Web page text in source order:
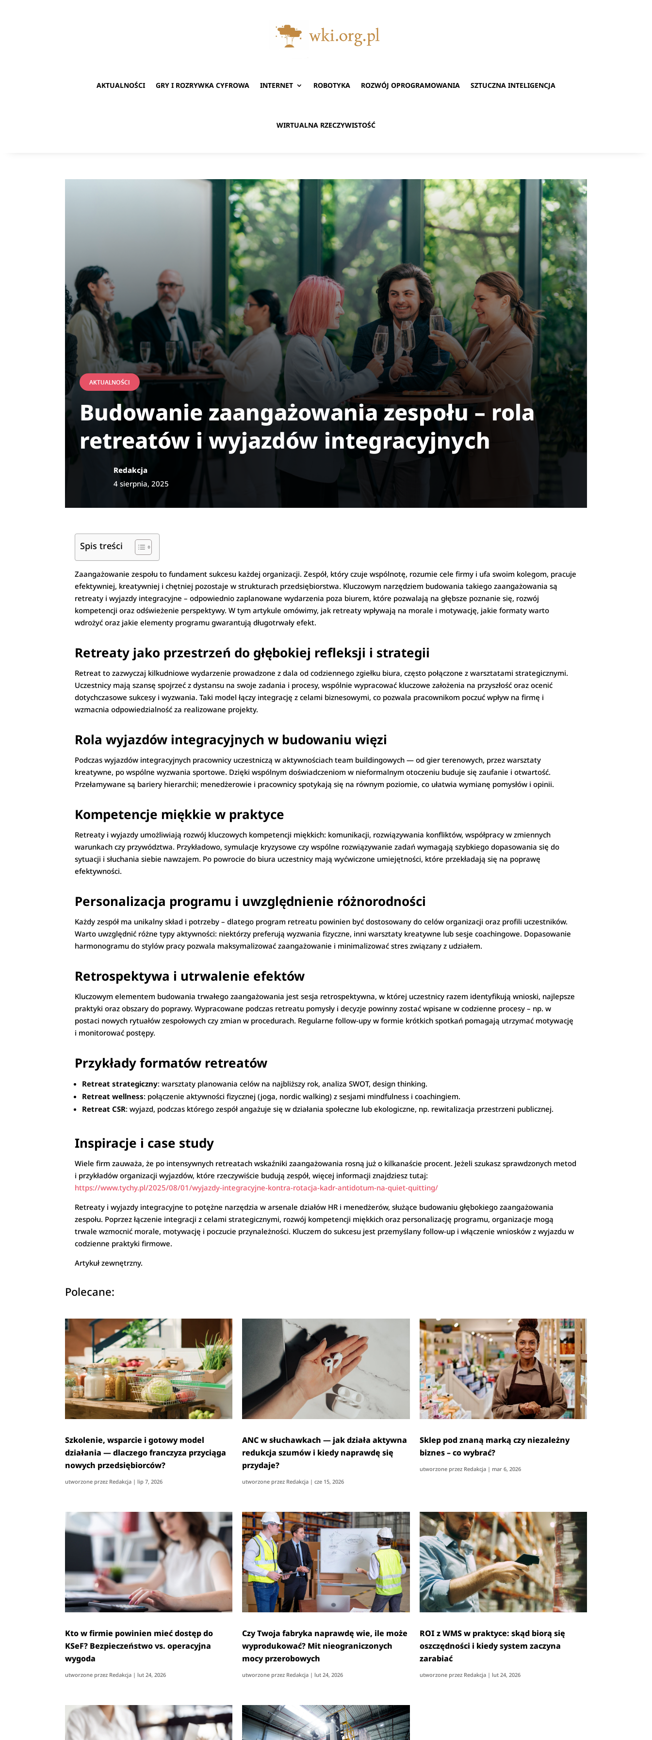
AKTUALNOŚCI GRY I ROZRYWKA CYFROWA INTERNET ROBOTYKA ROZWÓJ OPROGRAMOWANIA SZTUCZNA INTELIGENCJA
WIRTUALNA RZECZYWISTOŚĆ
AKTUALNOŚCI
Budowanie zaangażowania zespołu – rola
retreatów i wyjazdów integracyjnych
Redakcja
4 sierpnia, 2025
Spis treści
Zaangażowanie zespołu to fundament sukcesu każdej organizacji. Zespół, który czuje wspólnotę, rozumie cele firmy i ufa swoim kolegom, pracuje
efektywniej, kreatywniej i chętniej pozostaje w strukturach przedsiębiorstwa. Kluczowym narzędziem budowania takiego zaangażowania są
retreaty i wyjazdy integracyjne – odpowiednio zaplanowane wydarzenia poza biurem, które pozwalają na głębsze poznanie się, rozwój
kompetencji oraz odświeżenie perspektywy. W tym artykule omówimy, jak retreaty wpływają na morale i motywację, jakie formaty warto
wdrożyć oraz jakie elementy programu gwarantują długotrwały efekt.
Retreaty jako przestrzeń do głębokiej refleksji i strategii
Retreat to zazwyczaj kilkudniowe wydarzenie prowadzone z dala od codziennego zgiełku biura, często połączone z warsztatami strategicznymi.
Uczestnicy mają szansę spojrzeć z dystansu na swoje zadania i procesy, wspólnie wypracować kluczowe założenia na przyszłość oraz ocenić
dotychczasowe sukcesy i wyzwania. Taki model łączy integrację z celami biznesowymi, co pozwala pracownikom poczuć wpływ na firmę i
wzmacnia odpowiedzialność za realizowane projekty.
Rola wyjazdów integracyjnych w budowaniu więzi
Podczas wyjazdów integracyjnych pracownicy uczestniczą w aktywnościach team buildingowych — od gier terenowych, przez warsztaty
kreatywne, po wspólne wyzwania sportowe. Dzięki wspólnym doświadczeniom w nieformalnym otoczeniu buduje się zaufanie i otwartość.
Przełamywane są bariery hierarchii; menedżerowie i pracownicy spotykają się na równym poziomie, co ułatwia wymianę pomysłów i opinii.
Kompetencje miękkie w praktyce
Retreaty i wyjazdy umożliwiają rozwój kluczowych kompetencji miękkich: komunikacji, rozwiązywania konfliktów, współpracy w zmiennych
warunkach czy przywództwa. Przykładowo, symulacje kryzysowe czy wspólne rozwiązywanie zadań wymagają szybkiego dopasowania się do
sytuacji i słuchania siebie nawzajem. Po powrocie do biura uczestnicy mają wyćwiczone umiejętności, które przekładają się na poprawę
efektywności.
Personalizacja programu i uwzględnienie różnorodności
Każdy zespół ma unikalny skład i potrzeby – dlatego program retreatu powinien być dostosowany do celów organizacji oraz profili uczestników.
Warto uwzględnić różne typy aktywności: niektórzy preferują wyzwania fizyczne, inni warsztaty kreatywne lub sesje coachingowe. Dopasowanie
harmonogramu do stylów pracy pozwala maksymalizować zaangażowanie i minimalizować stres związany z udziałem.
Retrospektywa i utrwalenie efektów
Kluczowym elementem budowania trwałego zaangażowania jest sesja retrospektywna, w której uczestnicy razem identyfikują wnioski, najlepsze
praktyki oraz obszary do poprawy. Wypracowane podczas retreatu pomysły i decyzje powinny zostać wpisane w codzienne procesy – np. w
postaci nowych rytuałów zespołowych czy zmian w procedurach. Regularne follow-upy w formie krótkich spotkań pomagają utrzymać motywację
i monitorować postępy.
Przykłady formatów retreatów
Retreat strategiczny: warsztaty planowania celów na najbliższy rok, analiza SWOT, design thinking.
Retreat wellness: połączenie aktywności fizycznej (joga, nordic walking) z sesjami mindfulness i coachingiem.
Retreat CSR: wyjazd, podczas którego zespół angażuje się w działania społeczne lub ekologiczne, np. rewitalizacja przestrzeni publicznej.
Inspiracje i case study
Wiele firm zauważa, że po intensywnych retreatach wskaźniki zaangażowania rosną już o kilkanaście procent. Jeżeli szukasz sprawdzonych metod
i przykładów organizacji wyjazdów, które rzeczywiście budują zespół, więcej informacji znajdziesz tutaj:
https://www.tychy.pl/2025/08/01/wyjazdy-integracyjne-kontra-rotacja-kadr-antidotum-na-quiet-quitting/
Retreaty i wyjazdy integracyjne to potężne narzędzia w arsenale działów HR i menedżerów, służące budowaniu głębokiego zaangażowania
zespołu. Poprzez łączenie integracji z celami strategicznymi, rozwój kompetencji miękkich oraz personalizację programu, organizacje mogą
trwale wzmocnić morale, motywację i poczucie przynależności. Kluczem do sukcesu jest przemyślany follow-up i włączenie wniosków z wyjazdu w
codzienne praktyki firmowe.
Artykuł zewnętrzny.
Polecane:
Szkolenie, wsparcie i gotowy model
działania — dlaczego franczyza przyciąga
nowych przedsiębiorców?
utworzone przez Redakcja | lip 7, 2026
ANC w słuchawkach — jak działa aktywna
redukcja szumów i kiedy naprawdę się
przydaje?
utworzone przez Redakcja |cze 15, 2026
Sklep pod znaną marką czy niezależny
biznes – co wybrać?
utworzone przez Redakcja| mar 6, 2026
Kto w firmie powinien mieć dostęp do
KSeF? Bezpieczeństwo vs. operacyjna
wygoda
utworzone przez Redakcja | lut 24, 2026
Czy Twoja fabryka naprawdę wie, ile może
wyprodukować? Mit nieograniczonych
mocy przerobowych
utworzone przez Redakcja | lut 24, 2026
ROI z WMS w praktyce: skąd biorą się
oszczędności i kiedy system zaczyna
zarabiać
utworzone przez Redakcja| lut 24, 2026